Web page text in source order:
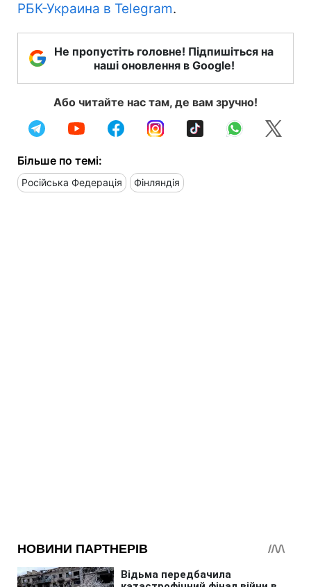
РБК-Украина в Telegram.
Не пропустіть головне! Підпишіться на
наші оновлення в Google!
Або читайте нас там, де вам зручно!
Більше по темі:
Російська Федерація Фінляндія